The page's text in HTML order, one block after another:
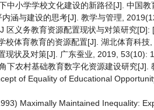
中小学学校文化建设的新路径[J]. 中国教
涵与建设的思考[J]. 教学与管理,
区义务教育资源配置现状与对策研究[D]:
校体育教育的资源配置[J]. 湖北体育科技
现状及对策[J]. 广东蚕业, 2019, 53(10):
下农村基础教育数字化资源建设研究[J].
of Equality of Educational
Maximally Maintained Inequality: